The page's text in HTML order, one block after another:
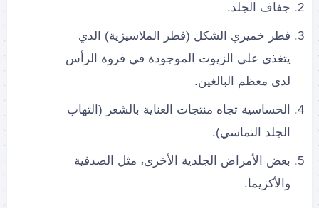
جفاف الجلد.
فطر خميري الشكل (فطر الملاسيزية) الذي
يتغذى على الزيوت الموجودة في فروة الرأس
لدى معظم البالغين.
الحساسية تجاه منتجات العناية بالشعر (التهاب
الجلد التماسي).
بعض الأمراض الجلدية الأخرى، مثل الصدفية
والأكزيما.